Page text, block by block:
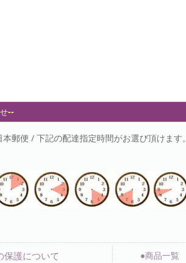
--
郵便 / 下記の配達指定時間がお選び頂けます。
保護について ●商品一覧